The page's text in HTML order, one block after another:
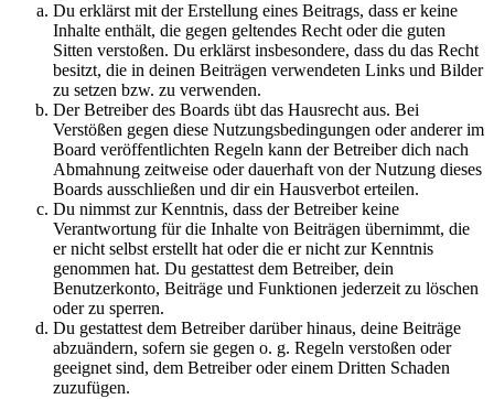
Du erklärst mit der Erstellung eines Beitrags, dass er keine
Inhalte enthält, die gegen geltendes Recht oder die guten
Sitten verstoßen. Du erklärst insbesondere, dass du das Recht
besitzt, die in deinen Beiträgen verwendeten Links und Bilder
zu setzen bzw. zu verwenden.
Der Betreiber des Boards übt das Hausrecht aus. Bei
Verstößen gegen diese Nutzungsbedingungen oder anderer im
Board veröffentlichten Regeln kann der Betreiber dich nach
Abmahnung zeitweise oder dauerhaft von der Nutzung dieses
Boards ausschließen und dir ein Hausverbot erteilen.
Du nimmst zur Kenntnis, dass der Betreiber keine
Verantwortung für die Inhalte von Beiträgen übernimmt, die
er nicht selbst erstellt hat oder die er nicht zur Kenntnis
genommen hat. Du gestattest dem Betreiber, dein
Benutzerkonto, Beiträge und Funktionen jederzeit zu löschen
oder zu sperren.
Du gestattest dem Betreiber darüber hinaus, deine Beiträge
abzuändern, sofern sie gegen o. g. Regeln verstoßen oder
geeignet sind, dem Betreiber oder einem Dritten Schaden
zuzufügen.